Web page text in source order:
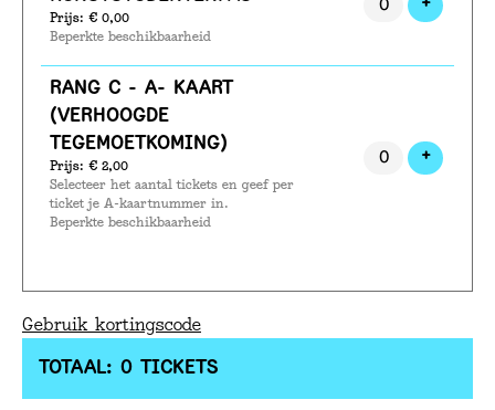
Prijs: € 0,00
Beperkte beschikbaarheid
+
RANG C - A- KAART
(VERHOOGDE
TEGEMOETKOMING)
Prijs: € 2,00
Selecteer het aantal tickets en geef per
ticket je A-kaartnummer in.
Beperkte beschikbaarheid
+VOEG
Gebruik kortingscode
TOTAAL: 0 TICKETS